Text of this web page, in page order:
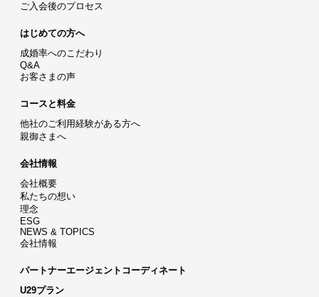
ご入会後のプロセス
はじめての方へ
成婚率へのこだわり
Q&A
お客さまの声
コースと料金
他社のご利用経験がある方へ
親御さまへ
会社情報
会社概要
私たちの想い
理念
ESG
NEWS & TOPICS
会社情報
パートナーエージェントコーディネート
U29プラン